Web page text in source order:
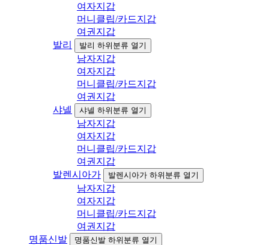
여자지갑
머니클립/카드지갑
여권지갑
발리
발리 하위분류 열기
남자지갑
여자지갑
머니클립/카드지갑
여권지갑
샤넬
샤넬 하위분류 열기
남자지갑
여자지갑
머니클립/카드지갑
여권지갑
발렌시아가
발렌시아가 하위분류 열기
남자지갑
여자지갑
머니클립/카드지갑
여권지갑
명품신발
명품신발 하위분류 열기